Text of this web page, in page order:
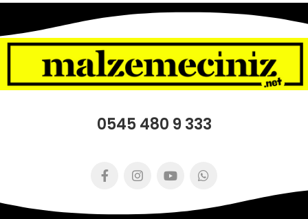
ışınlarına karşı yüksek
performans gösterir.
Akustik izolasyonu ve
titreşim emme özelliği
gösterir.
Sıcaklık dayanım aralığı -50
Sert dış çevre
koşullarında,iyi derecede
Pürüzsüz,düz ve parlak
Isı yalıtım ve alev almaz
kompozit panel
0545 480 9 333